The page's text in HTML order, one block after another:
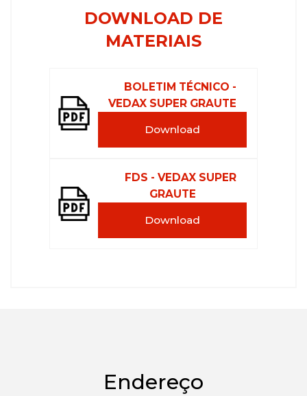
DOWNLOAD DE
MATERIAIS
BOLETIM TÉCNICO -
VEDAX SUPER GRAUTE
Download
FDS - VEDAX SUPER
GRAUTE
Download
Endereço